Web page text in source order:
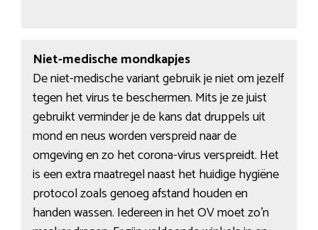
Niet-medische mondkapjes
De niet-medische variant gebruik je niet om jezelf
tegen het virus te beschermen. Mits je ze juist
gebruikt verminder je de kans dat druppels uit
mond en neus worden verspreid naar de
omgeving en zo het corona-virus verspreidt. Het
is een extra maatregel naast het huidige hygiëne
protocol zoals genoeg afstand houden en
handen wassen. Iedereen in het OV moet zo’n